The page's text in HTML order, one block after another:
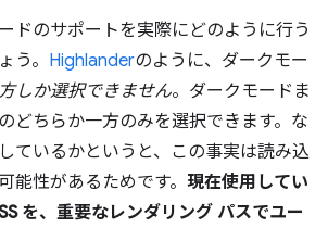
ドのサポートを実際にどのように行う
う。 Highlanderのように、ダークモー
しか選択できません。ダークモードま
どちらか一方のみを選択できます。な
ているかというと、この事実は読み込
能性があるためです。 現在使用してい
を、重要なレンダリング パスでユー